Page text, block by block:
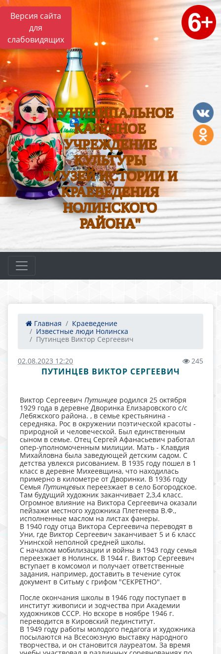
Версия сайта
для
слабовидящих
МУНИЦИПАЛЬНОЕ
КАЗЕННОЕ
УЧРЕЖДЕНИЕ
КУЛЬТУРЫ
"МУЗЕЙ ИСТОРИИ И
КРАЕВЕДЕНИЯ
НОЛИНСКОГО
РАЙОНА"
Главная
Краеведение
Известные люди Нолинска
Путинцев Виктор Сергеевич
02.08.2023 12:20 245
ПУТИНЦЕВ ВИКТОР СЕРГЕЕВИЧ
Виктор Сергеевич Путинцев родился 25 октября
1929 года в деревне Дворинка Елизаровского с/с
Лебяжского района. , в семье крестьянина -
середняка. Рос в окружении поэтической красоты -
природной и человеческой. Был единственным
сыном в семье. Отец Сергей Афанасьевич работал
опер-уполномоченным милиции. Мать - Клавдия
Михайловна была заведующей детским садом. С
детства увлекся рисованием. В 1935 году пошел в 1
класс в деревне Михеевщина, что находилась
примерно в километре от Дворинки. В 1936 году
Семья Путинцевых переезжает в село Богородское.
Там будущий художник заканчивает 2,3,4 класс.
Огромное влияние на Виктора Сергеевича оказали
пейзажи местного художника Плетенева В.Ф.,
исполненные маслом на листах фанеры.
В 1940 году отца Виктора Сергеевича переводят в
Уни, где Виктор Сергеевич заканчивает 5 и 6 класс
Унинской неполной средней школы.
С началом мобилизации и войны в 1943 году семья
переезжает в Нолинск. В 1944 г. Виктор Сергеевич
вступает в комсомол и получает ответственные
задания, например, доставить в течение суток
документ в Ситьму с грифом "СЕКРЕТНО".
После окончания школы в 1946 году поступает в
институт живописи и зодчества при Академии
художников СССР. Но вскоре в ноябре 1946 г.
переводится в Кировский пединститут.
В 1949 году работы молодого педагога и художника
посылаются на Всесоюзную выставку народного
творчества, и он становится лауреатом. За время